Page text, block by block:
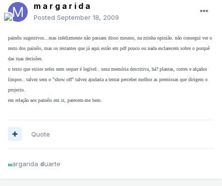
m a r g a r i d a
Posted September 18, 2009
painéis sugestivos...mas infelizmente não passam disso mesmo, na minha opinião. não consegui ver o
resto dos painéis, mas os restantes que já aqui estão em pdf pouco ou nada esclarecem sobre o porquê
das tuas decisões.
o texto que existe neles nem sequer é legível.. uma memória descritiva, há? plantas, cortes e alçados
limpos.. talvez sem o "show off" talvez ajudaria a tentar perceber melhor as premissas que dirigem o
projecto.
em relação aos painéis em si, parecem-me bem.
Quote
margarida duarte